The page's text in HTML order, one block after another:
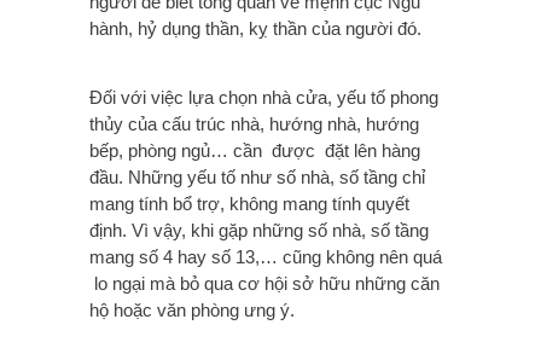
hành, hỷ dụng thần, kỵ thần của người đó.
Đối với việc lựa chọn nhà cửa, yếu tố phong
thủy của cấu trúc nhà, hướng nhà, hướng
bếp, phòng ngủ… cần được đặt lên hàng
đầu. Những yếu tố như số nhà, số tầng chỉ
mang tính bổ trợ, không mang tính quyết
định. Vì vậy, khi gặp những số nhà, số tầng
mang số 4 hay số 13,… cũng không nên quá
lo ngại mà bỏ qua cơ hội sở hữu những căn
hộ hoặc văn phòng ưng ý.